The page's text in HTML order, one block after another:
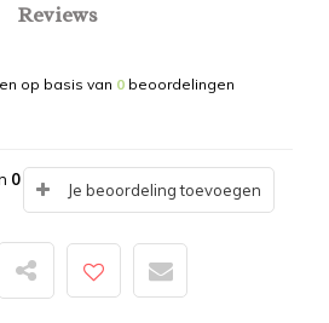
Reviews
op basis van 0 beoordelingen
0
Je beoordeling toevoegen